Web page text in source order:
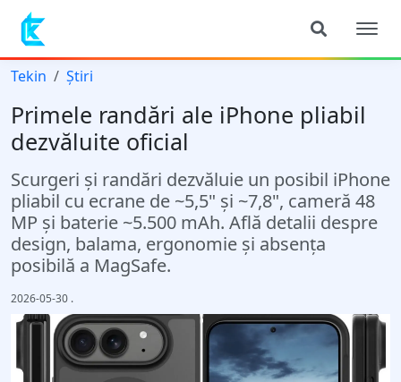
Tekin Știri
Primele randări ale iPhone pliabil
dezvăluite oficial
Scurgeri și randări dezvăluie un posibil iPhone
pliabil cu ecrane de ~5,5" și ~7,8", cameră 48
MP și baterie ~5.500 mAh. Află detalii despre
design, balama, ergonomie și absența
posibilă a MagSafe.
2026-05-30 .